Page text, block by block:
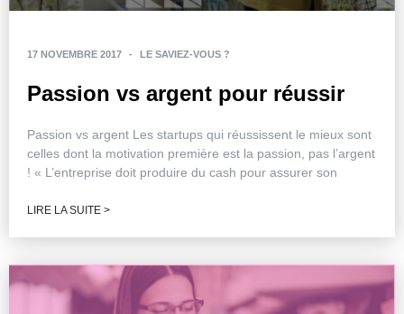
17 NOVEMBRE 2017 - LE SAVIEZ-VOUS ?
Passion vs argent pour réussir
Passion vs argent Les startups qui réussissent le mieux sont
celles dont la motivation première est la passion, pas l’argent
! « L’entreprise doit produire du cash pour assurer son
LIRE LA SUITE >